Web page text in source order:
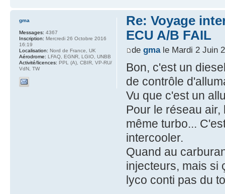
Re: Voyage
ECU A/B FAIL
de gmale Mardi 2 Juin
Bon, c'est un
de contrôle
Vu que c'est un
Pour le réseau
même turbo...
intercooler.
Quand au
injecteurs, mais si
lyco conti pas du
gma
Messages: 4367
Inscription: Mercredi 26 Octobre 2016
16:19
Localisation: Nord de France, UK
Aérodrome: LFAQ, EGNR, LGIO, UNBB
Activité/licences: PPL (A), CBIR, VP-RU/
VdN, TW